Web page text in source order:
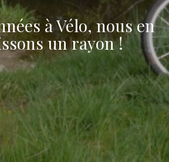
à Vélo, nous en
un rayon !